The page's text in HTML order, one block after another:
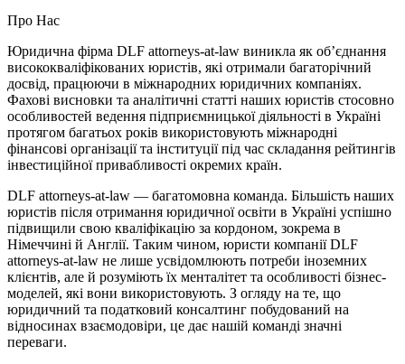
Про Нас
Юридична фірма DLF attorneys-at-law виникла як об’єднання
висококваліфікованих юристів, які отримали багаторічний
досвід, працюючи в міжнародних юридичних компаніях.
Фахові висновки та аналітичні статті наших юристів стосовно
особливостей ведення підприємницької діяльності в Україні
протягом багатьох років використовують міжнародні
фінансові організації та інституції під час складання рейтингів
інвестиційної привабливості окремих країн.
DLF attorneys-at-law — багатомовна команда. Більшість наших
юристів після отримання юридичної освіти в Україні успішно
підвищили свою кваліфікацію за кордоном, зокрема в
Німеччині й Англії. Таким чином, юристи компанії DLF
attorneys-at-law не лише усвідомлюють потреби іноземних
клієнтів, але й розуміють їх менталітет та особливості бізнес-
моделей, які вони використовують. З огляду на те, що
юридичний та податковий консалтинг побудований на
відносинах взаємодовіри, це дає нашій команді значні
переваги.